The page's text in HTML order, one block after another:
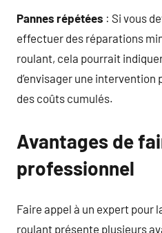
Pannes répétées : Si vous
effectuer des réparations
roulant, cela pourrait
d’envisager une
des coûts cumulés.
Avantages de
professionnel
Faire appel à un expert pour
roulant présente plusieurs